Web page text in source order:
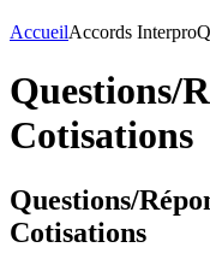
AccueilAccords Interpro
Questions/
Cotisations
Questions/
Cotisations